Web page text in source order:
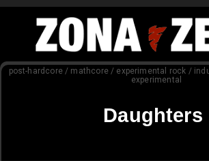
CONTENIDO
post-hardcore / mathcore / experimental rock /
experimental
Daughters